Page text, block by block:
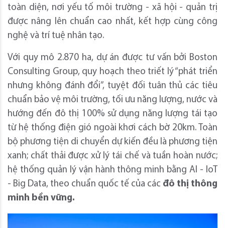
toàn diện, nơi yếu tố môi trường - xã hội - quản trị
được nâng lên chuẩn cao nhất, kết hợp cùng công
nghệ và trí tuệ nhân tạo.
Với quy mô 2.870 ha, dự án được tư vấn bởi Boston
Consulting Group, quy hoạch theo triết lý “phát triển
nhưng không đánh đổi”, tuyệt đối tuân thủ các tiêu
chuẩn bảo vệ môi trường, tối ưu năng lượng, nước và
hướng đến đô thị 100% sử dụng năng lượng tái tạo
từ hệ thống điện gió ngoài khơi cách bờ 20km. Toàn
bộ phương tiện di chuyển dự kiến đều là phương tiện
xanh; chất thải được xử lý tái chế và tuần hoàn nước;
hệ thống quản lý vận hành thông minh bằng AI - IoT
- Big Data, theo chuẩn quốc tế của các đô thị thông
minh bền vững.